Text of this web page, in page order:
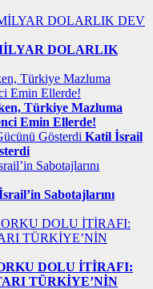
DOLARLIK
Türkiye Mazluma
Emin Ellerde!
Katil İsrail
Sabotajlarını
DOLU İTİRAFI:
TÜRKİYE’NİN